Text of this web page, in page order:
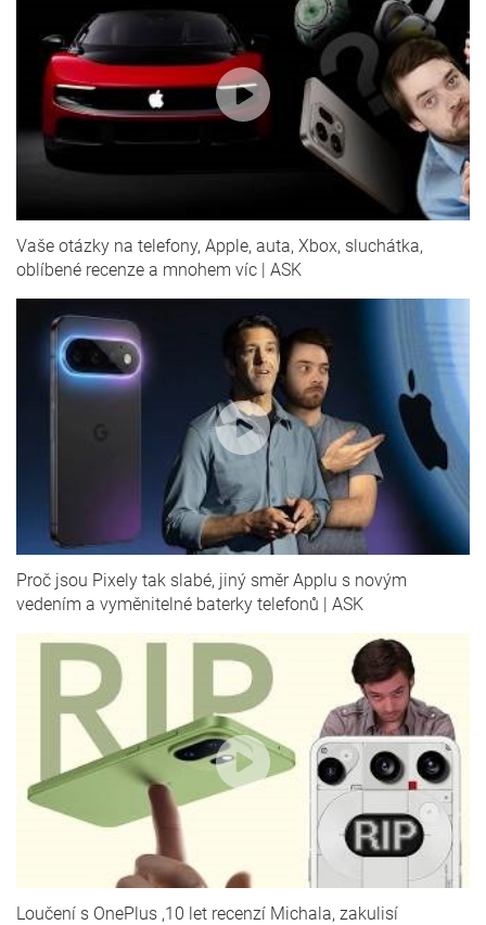
Vaše otázky na telefony, Apple, auta, Xbox, sluchátka,
oblíbené recenze a mnohem víc | ASK
Proč jsou Pixely tak slabé, jiný směr Applu s novým
vedením a vyměnitelné baterky telefonů | ASK
Loučení s OnePlus ,10 let recenzí Michala, zakulisí